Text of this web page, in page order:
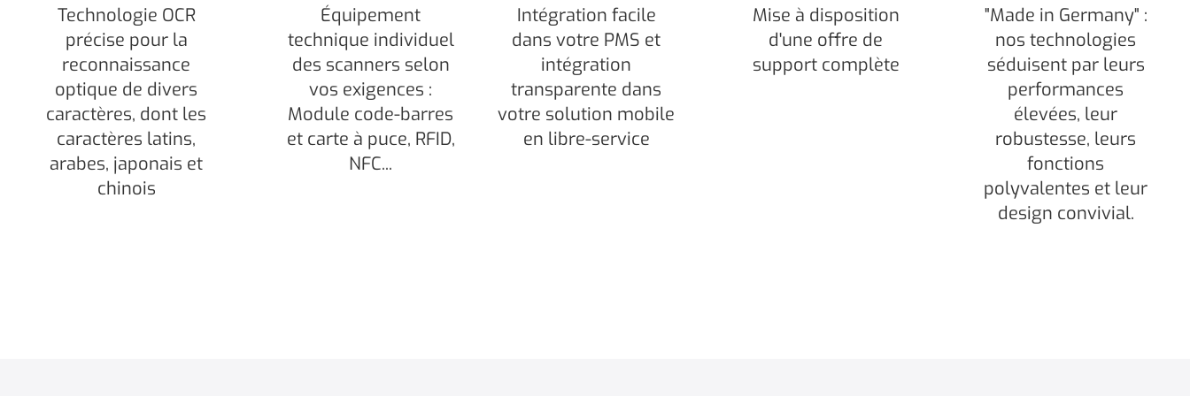
Technologie OCR
précise pour la
reconnaissance
optique de divers
caractères, dont les
caractères latins,
arabes, japonais et
chinois
Équipement
technique individuel
des scanners selon
vos exigences :
Module code-barres
et carte à puce, RFID,
NFC...
Intégration facile
dans votre PMS et
intégration
transparente dans
votre solution mobile
en libre-service
Mise à disposition
d'une offre de
support complète
"Made in Germany" :
nos technologies
séduisent par leurs
performances
élevées, leur
robustesse, leurs
fonctions
polyvalentes et leur
design convivial.